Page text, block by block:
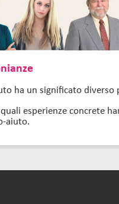
ha un significato diverso
esperienze concrete
aiuto.